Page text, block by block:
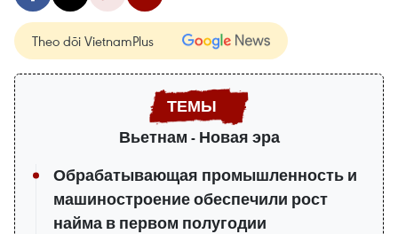
Theo dõi VietnamPlus
Вьетнам - Новая эра
Обрабатывающая промышленность и
машиностроение обеспечили рост
найма в первом полугодии